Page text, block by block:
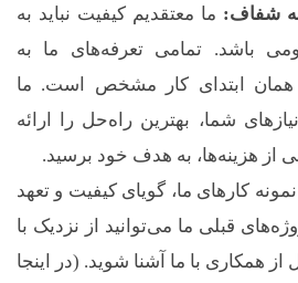
شفاف: ما معتقدیم کیفیت نباید به
باشد. تمامی تعرفه‌های ما به
ابتدای کار مشخص است. ما
شما، بهترین راه‌حل را ارائه
از هزینه‌ها، به هدف خود برسید.
نمونه کارهای ما، گویای کیفیت و تعهد
قبلی ما می‌توانید از نزدیک با
همکاری با ما آشنا شوید. (در اینجا